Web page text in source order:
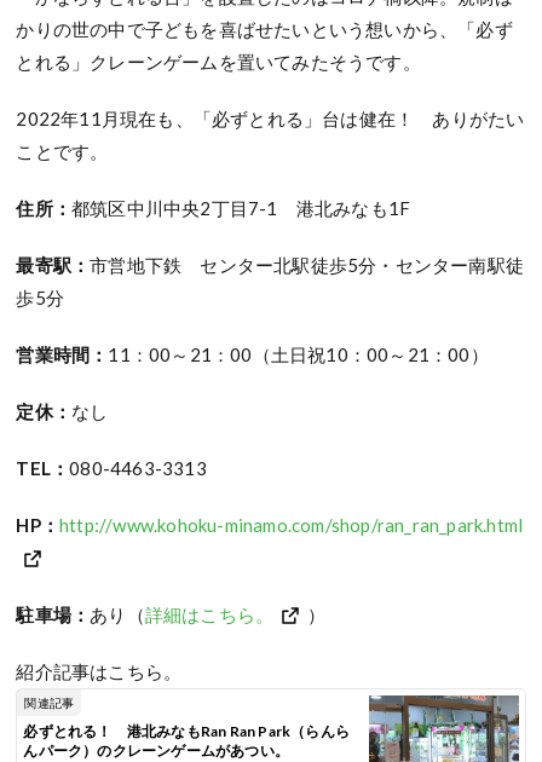
かりの世の中で子どもを喜ばせたいという想いから、「必ず
とれる」クレーンゲームを置いてみたそうです。
2022年11月現在も、「必ずとれる」台は健在！ ありがたい
ことです。
住所：都筑区中川中央2丁目7-1 港北みなも1F
最寄駅：市営地下鉄 センター北駅徒歩5分・センター南駅徒
歩5分
営業時間： 11：00～21：00（土日祝10：00～21：00）
定休： なし
TEL：080-4463-3313
HP：http://www.kohoku-minamo.com/shop/ran_ran_park.html
駐車場： あり（詳細はこちら。 ）
紹介記事はこちら。
関連記事
必ずとれる！ 港北みなもRan Ran Park（らんら
んパーク）のクレーンゲームがあつい。